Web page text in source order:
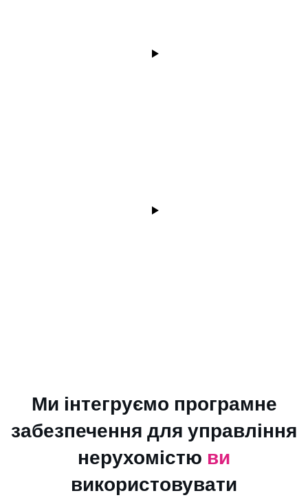
Ми інтегруємо програмне
забезпечення для управління
нерухомістю ви
використовувати